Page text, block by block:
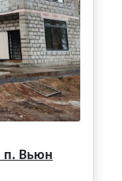
п. Вьюн